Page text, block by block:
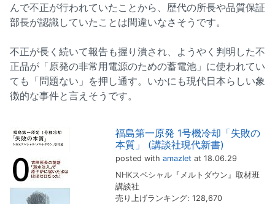
んで不正が行われていたことから、歴代の所長や品質保証
部長が認識していたことは間違いなさそうです。
不正が長く続いて報告も握り潰され、ようやく判明した不
正品が「原発の非常用電源のための蓄電池」に使われてい
ても「問題ない」を押し通す。いかにも現代日本らしい象
徴的な事件と言えそうです。
福島第一原発 1号機冷却「失敗の
本質」 (講談社現代新書)
posted with amazlet at 18.06.29
NHKスペシャル『メルトダウン』取材班
講談社
売り上げランキング: 128,670